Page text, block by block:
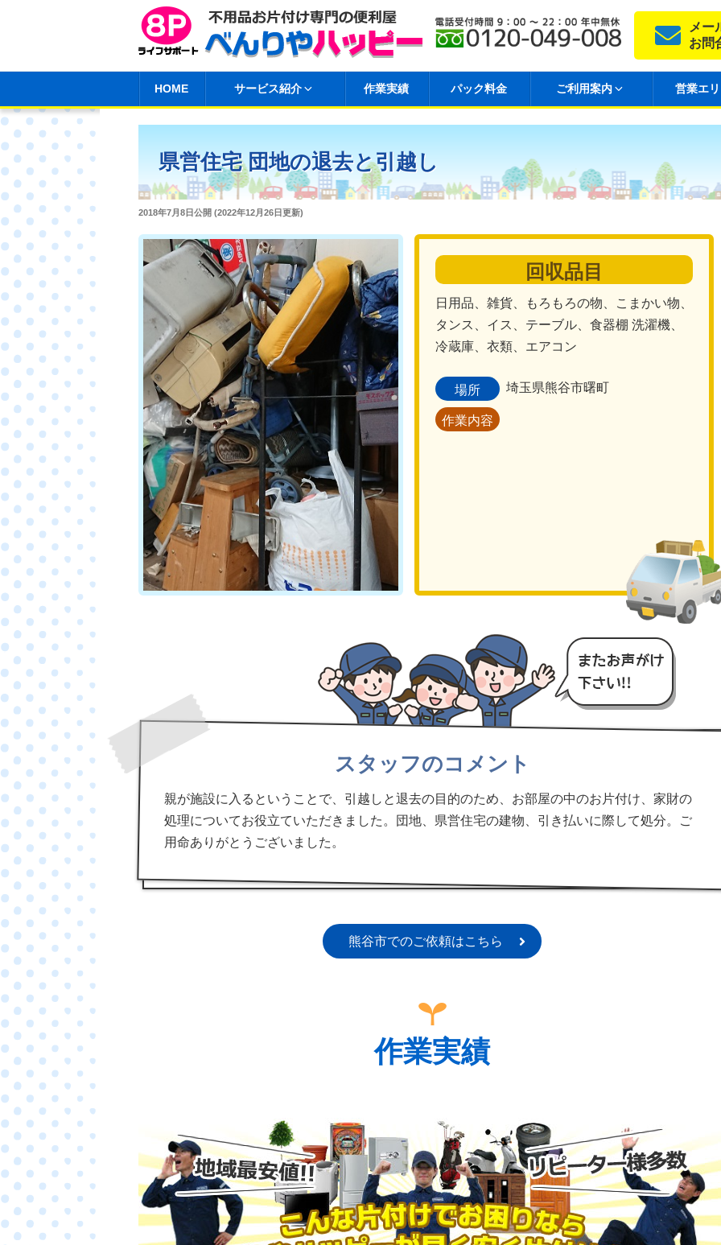
ン
へ
ス
メー
お問
HOME サービス紹介 作業実績 パック料金 ご利用案内 営業エ
県営住宅 団地の退去と引越し
投
日:
2018年7月8日公開 (2022年12月26日更新)
回収品目
日用品、雑貨、もろもろの物、こまかい物、
タンス、イス、テーブル、食器棚 洗濯機、
冷蔵庫、衣類、エアコン
場所 埼玉県熊谷市曙町
作業内容
スタッフのコメント
親が施設に入るということで、引越しと退去の目的のため、お部屋の中のお片付け、家財の
処理についてお役立ていただきました。団地、県営住宅の建物、引き払いに際して処分。ご
用命ありがとうございました。
熊谷市でのご依頼はこちら
作業実績